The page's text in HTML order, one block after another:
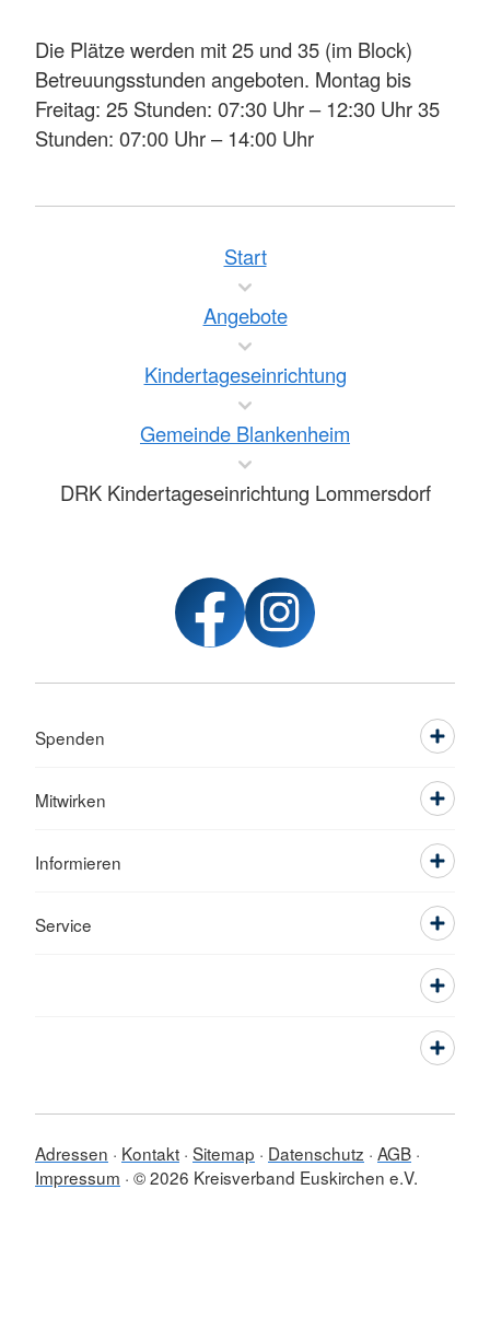
Die Plätze werden mit 25 und 35 (im Block)
Betreuungsstunden angeboten. Montag bis
Freitag: 25 Stunden: 07:30 Uhr – 12:30 Uhr 35
Stunden: 07:00 Uhr – 14:00 Uhr
Start
Angebote
Kindertageseinrichtung
Gemeinde Blankenheim
DRK Kindertageseinrichtung Lommersdorf
Spenden
Mitwirken
Informieren
Service
Adressen Kontakt Sitemap Datenschutz AGB
Impressum © 2026 Kreisverband Euskirchen e.V.